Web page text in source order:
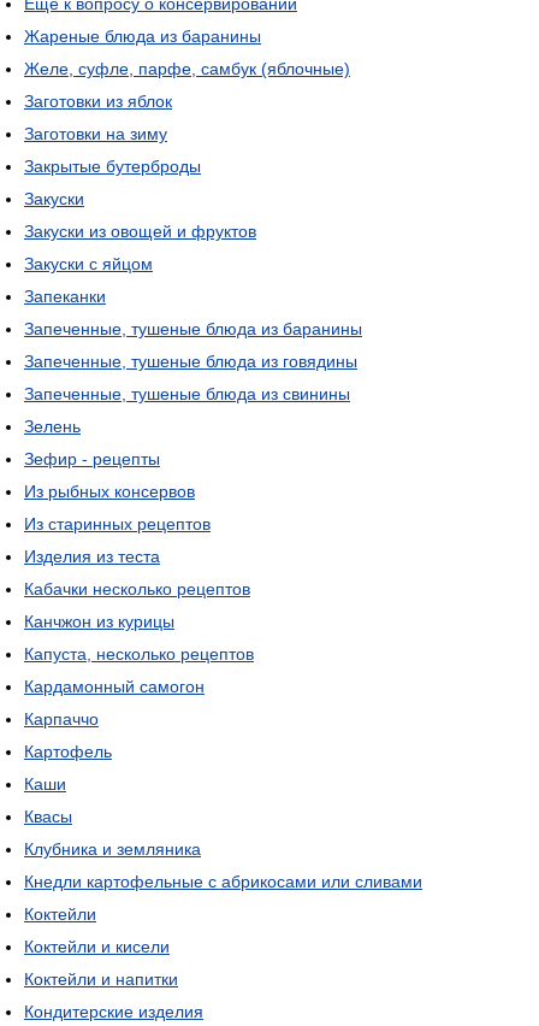
Жареные блюда из баранины
Желе, суфле, парфе, самбук (яблочные)
Заготовки из яблок
Заготовки на зиму
Закрытые бутерброды
Закуски
Закуски из овощей и фруктов
Закуски с яйцом
Запеканки
Запеченные, тушеные блюда из баранины
Запеченные, тушеные блюда из говядины
Запеченные, тушеные блюда из свинины
Зелень
Зефир - рецепты
Из рыбных консервов
Из старинных рецептов
Изделия из теста
Кабачки несколько рецептов
Канчжон из курицы
Капуста, несколько рецептов
Кардамонный самогон
Карпаччо
Картофель
Каши
Квасы
Клубника и земляника
Кнедли картофельные с абрикосами или сливами
Коктейли
Коктейли и кисели
Коктейли и напитки
Кондитерские изделия